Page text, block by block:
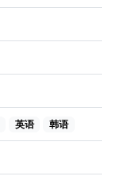
英语 韩语